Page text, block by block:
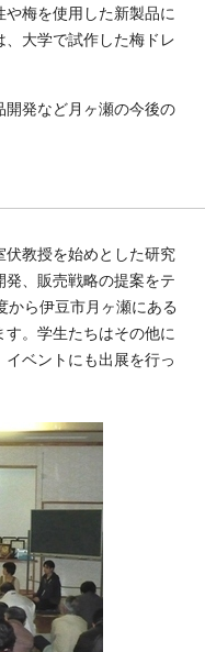
梅を使用した新製品に
大学で試作した梅ドレ
開発など月ヶ瀬の今後の
伏教授を始めとした研究
、販売戦略の提案をテ
から伊豆市月ヶ瀬にある
す。学生たちはその他に
ベントにも出展を行っ